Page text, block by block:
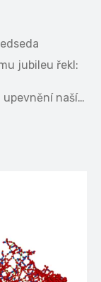
jubileu řekl:
upevnění naší…